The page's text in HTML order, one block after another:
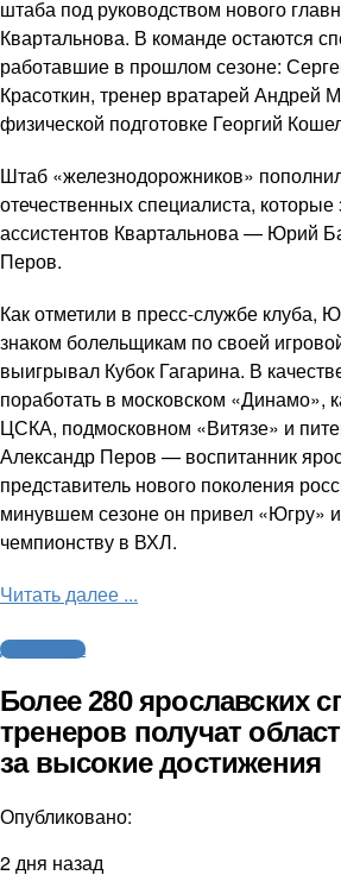
штаба под руководством нового
Квартальнова. В команде остаются
работавшие в прошлом сезоне:
Красоткин, тренер вратарей Андрей
физической подготовке Георгий
Штаб «железнодорожников»
отечественных специалиста,
ассистентов Квартальнова — Юрий
Перов.
Как отметили в пресс-службе клуба,
знаком болельщикам по своей
выигрывал Кубок Гагарина. В
поработать в московском «Динамо»,
ЦСКА, подмосковном «Витязе» и
Александр Перов — воспитанник
представитель нового поколения
минувшем сезоне он привел «Югру»
чемпионству в ВХЛ.
Читать далее ...
Другие виды
Более 280 ярославских
тренеров получат
за высокие достижения
Опубликовано:
2 дня назад